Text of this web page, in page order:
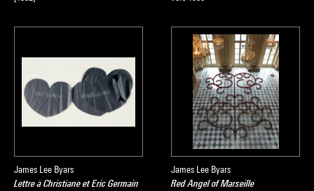
James Lee Byars
Lettre à Christiane et Eric Germain
James Lee Byars
Red Angel of Marseille